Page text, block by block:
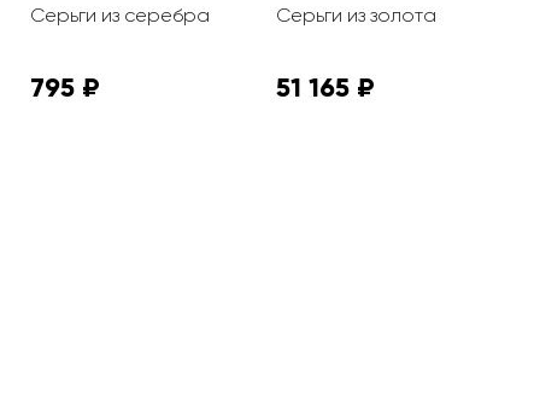
Серьги из серебра
795 ₽
Серьги из золота
51 165 ₽